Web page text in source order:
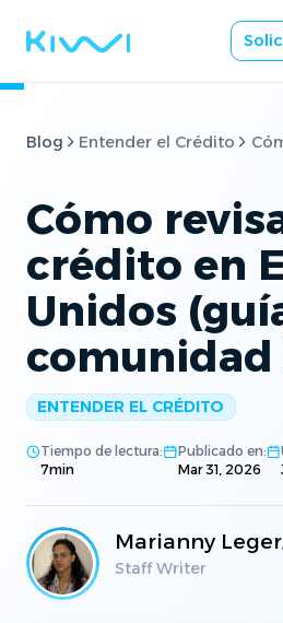
Blog Entender el Crédito
Cómo
crédito en
Unidos
ENTENDER EL CRÉDITO
Tiempo de lectura:
7min
Publicado en:
Mar 31, 2026
Marianny Leger
Staff Writer